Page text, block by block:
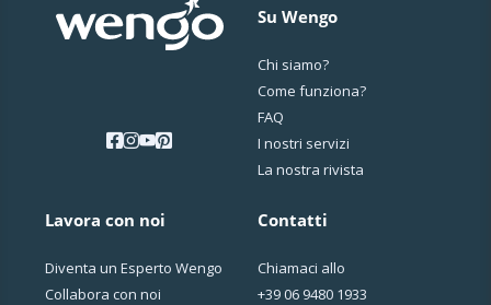
Su Wengo
Chi siamo?
Come funziona?
FAQ
I nostri servizi
La nostra rivista
Lavora con noi
Diventa un Esperto Wengo
Collabora con noi
Contatti
Chiamaci allo
+39 06 9480 1933